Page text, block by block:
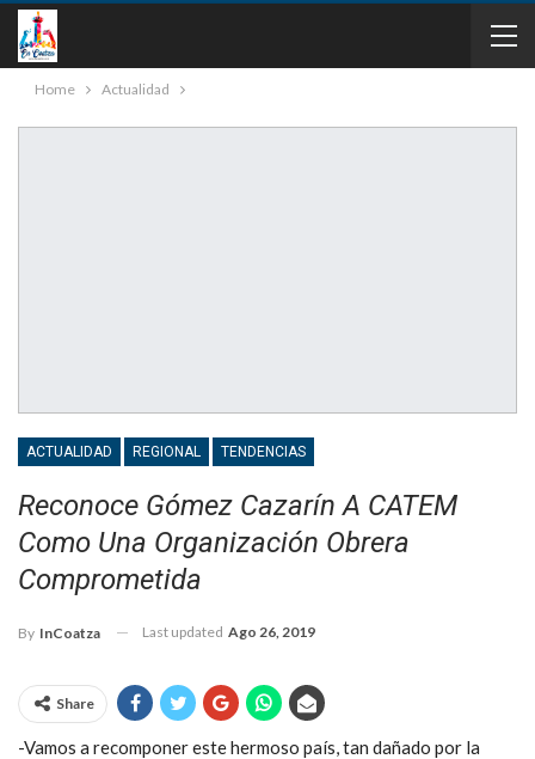
Home Actualidad
ACTUALIDAD REGIONAL TENDENCIAS
Reconoce Gómez Cazarín A CATEM
Como Una Organización Obrera
Comprometida
By InCoatza Last updated Ago 26, 2019
Share
-Vamos a recomponer este hermoso país, tan dañado por la